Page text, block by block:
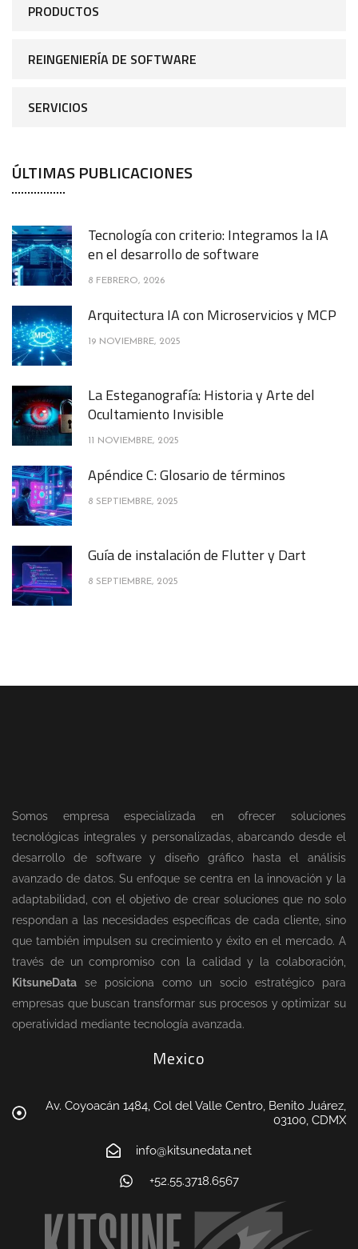
PRODUCTOS
REINGENIERÍA DE SOFTWARE
SERVICIOS
ÚLTIMAS PUBLICACIONES
Tecnología con criterio: Integramos la IA
en el desarrollo de software
8 FEBRERO, 2026
Arquitectura IA con Microservicios y MCP
19 NOVIEMBRE, 2025
La Esteganografía: Historia y Arte del
Ocultamiento Invisible
11 NOVIEMBRE, 2025
Apéndice C: Glosario de términos
8 SEPTIEMBRE, 2025
Guía de instalación de Flutter y Dart
8 SEPTIEMBRE, 2025
Somos empresa especializada en ofrecer soluciones
tecnológicas integrales y personalizadas, abarcando desde el
desarrollo de software y diseño gráfico hasta el análisis
avanzado de datos. Su enfoque se centra en la innovación y la
adaptabilidad, con el objetivo de crear soluciones que no solo
respondan a las necesidades específicas de cada cliente, sino
que también impulsen su crecimiento y éxito en el mercado. A
través de un compromiso con la calidad y la colaboración,
KitsuneData se posiciona como un socio estratégico para
empresas que buscan transformar sus procesos y optimizar su
operatividad mediante tecnología avanzada.
Mexico
Av. Coyoacán 1484, Col del Valle Centro, Benito Juárez,
03100, CDMX
info@kitsunedata.net
+52.55.3718.6567